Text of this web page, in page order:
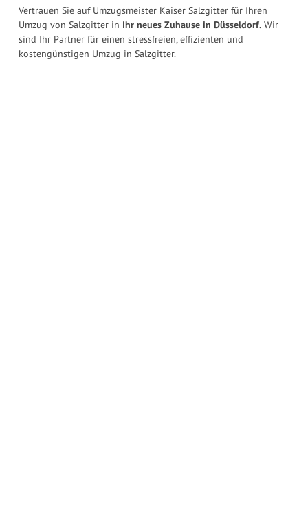
Vertrauen Sie auf Umzugsmeister Kaiser Salzgitter für Ihren
Umzug von Salzgitter in Ihr neues Zuhause in Düsseldorf. Wir
sind Ihr Partner für einen stressfreien, effizienten und
kostengünstigen Umzug in Salzgitter.